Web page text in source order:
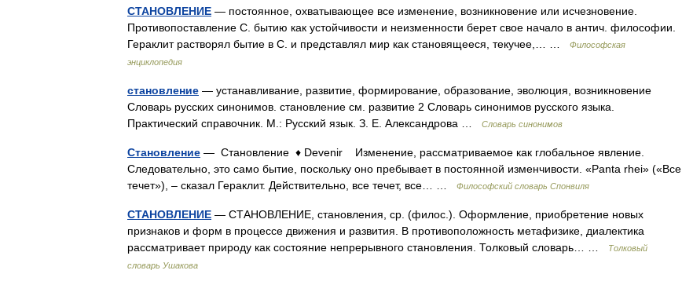
СТАНОВЛЕНИЕ — постоянное, охватывающее все изменение, возникновение или исчезновение.
Противопоставление С. бытию как устойчивости и неизменности берет свое начало в антич. философии.
Гераклит растворял бытие в С. и представлял мир как становящееся, текучее,… …
Философская
энциклопедия
становление — устанавливание, развитие, формирование, образование, эволюция, возникновение
Словарь русских синонимов. становление см. развитие 2 Словарь синонимов русского языка.
Практический справочник. М.: Русский язык. З. Е. Александрова …
Словарь синонимов
Становление — Становление ♦ Devenir Изменение, рассматриваемое как глобальное явление.
Следовательно, это само бытие, поскольку оно пребывает в постоянной изменчивости. «Panta rhei» («Все
течет»), – сказал Гераклит. Действительно, все течет, все… …
Философский словарь Спонвиля
СТАНОВЛЕНИЕ — СТАНОВЛЕНИЕ, становления, ср. (филос.). Оформление, приобретение новых
признаков и форм в процессе движения и развития. В противоположность метафизике, диалектика
рассматривает природу как состояние непрерывного становления. Толковый словарь… …
Толковый
словарь Ушакова